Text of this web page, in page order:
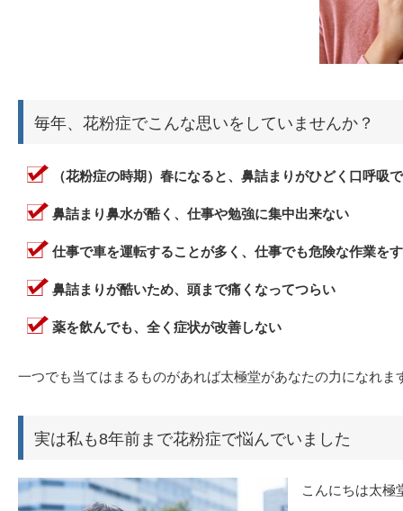
毎年、花粉症でこんな思いをしていませんか？
（花粉症の時期）春になると、鼻詰まりがひどく口呼吸
鼻詰まり鼻水が酷く、仕事や勉強に集中出来ない
仕事で車を運転することが多く、仕事でも危険な作業を
鼻詰まりが酷いため、頭まで痛くなってつらい
薬を飲んでも、全く症状が改善しない
一つでも当てはまるものがあれば太極堂があなたの力になれま
実は私も8年前まで花粉症で悩んでいました
こんにちは太極